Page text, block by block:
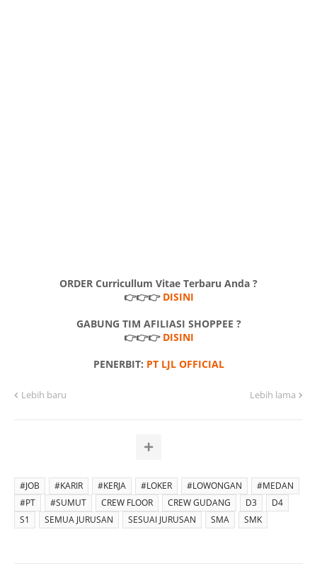
ORDER Curricullum Vitae Terbaru Anda ?
👉👉👉 DISINI
GABUNG TIM AFILIASI SHOPPEE ?
👉👉👉 DISINI
PENERBIT: PT LJL OFFICIAL
Lebih baru Lebih lama
#JOB #KARIR #KERJA #LOKER #LOWONGAN
#MEDAN
#PT
#SUMUT CREW FLOOR CREW GUDANG D3
D4
S1
SEMUA JURUSAN SESUAI JURUSAN SMA SMK